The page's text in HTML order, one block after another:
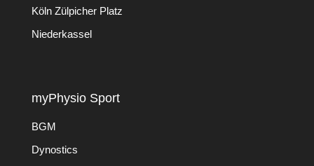
Köln Zülpicher Platz
Niederkassel
myPhysio Sport
BGM
Dynostics